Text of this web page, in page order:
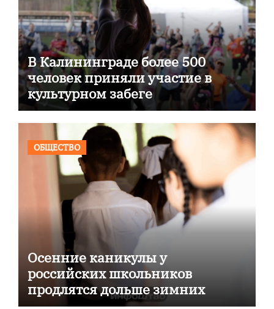
В Калининграде более 500
человек приняли участие в
культурном забеге
ОБЩЕСТВО
Осенние каникулы у
российских школьников
продлятся дольше зимних